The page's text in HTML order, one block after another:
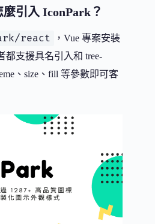
麼引入 IconPark？
react ，Vue 專案安裝
都支援具名引入和 tree-
、size、fill 等參數即可客